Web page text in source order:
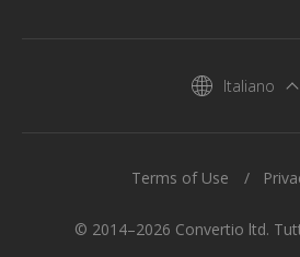
Italiano
© 2014–2026 Convertio ltd.
Terms of Use